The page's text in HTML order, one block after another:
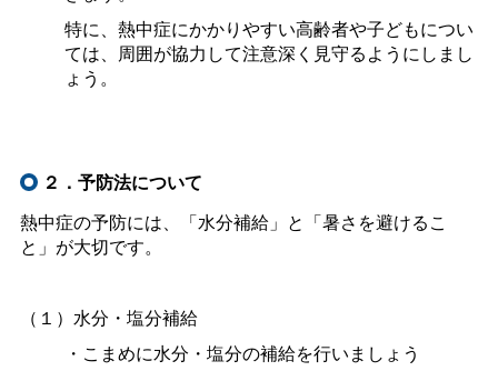
特に、熱中症にかかりやすい高齢者や子どもについ
ては、周囲が協力して注意深く見守るようにしまし
ょう。
２．予防法について
熱中症の予防には、「水分補給」と「暑さを避けるこ
と」が大切です。
（１）水分・塩分補給
・こまめに水分・塩分の補給を行いましょう